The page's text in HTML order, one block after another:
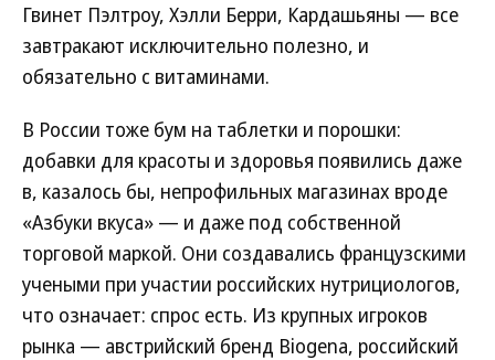
Гвинет Пэлтроу, Хэлли Берри, Кардашьяны — все
завтракают исключительно полезно, и
обязательно с витаминами.
В России тоже бум на таблетки и порошки:
добавки для красоты и здоровья появились даже
в, казалось бы, непрофильных магазинах вроде
«Азбуки вкуса» — и даже под собственной
торговой маркой. Они создавались французскими
учеными при участии российских нутрициологов,
что означает: спрос есть. Из крупных игроков
рынка — австрийский бренд Biogena, российский